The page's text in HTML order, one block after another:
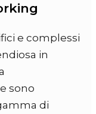
e complessi
in
sono
di